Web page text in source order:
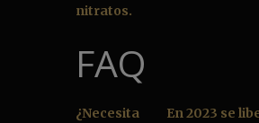
nitratos.
FAQ
¿Necesita
En 2023 se